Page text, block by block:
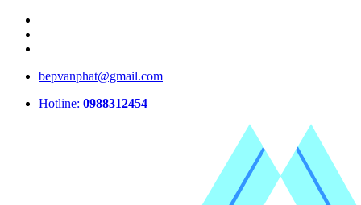
bepvanphat@gmail.com
Hotline: 0988312454